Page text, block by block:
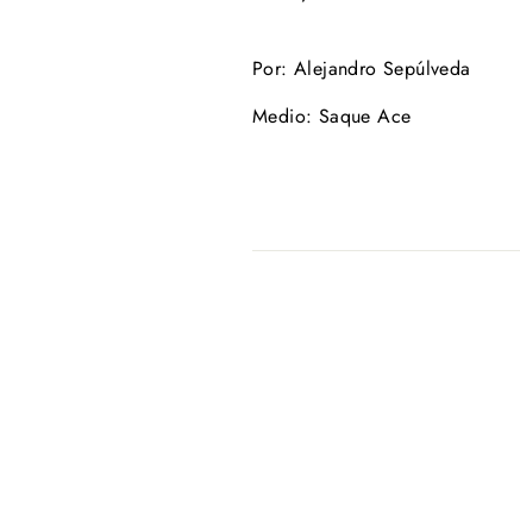
Por: Alejandro Sepúlveda
Medio: Saque Ace